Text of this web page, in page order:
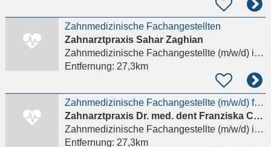
Zahnmedizinische Fachangestellten
Zahnarztpraxis Sahar Zaghian
Zahnmedizinische Fachangestellte (m/w/d)in Frankfurt am Main, Sachsenhausen
Entfernung: 27,3km
Zahnmedizinische Fachangestellte (m/w/d) für die Behandlungsassistenz
Zahnarztpraxis Dr. med. dent Franziska Cuny
Zahnmedizinische Fachangestellte (m/w/d)in Dieburg
Entfernung: 27,3km